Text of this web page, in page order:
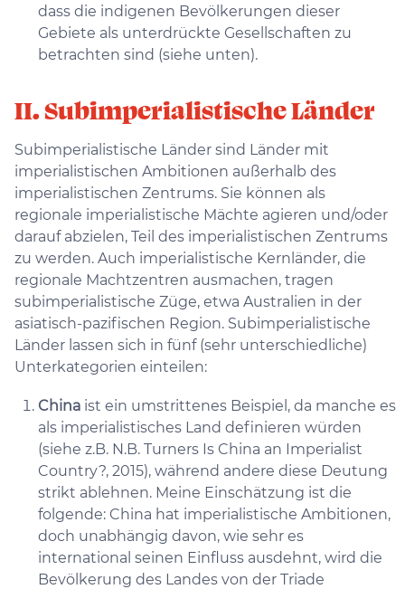
dass die indigenen Bevölkerungen dieser
Gebiete als unterdrückte Gesellschaften zu
betrachten sind (siehe unten).
II. Subimperialistische Länder
Subimperialistische Länder sind Länder mit
imperialistischen Ambitionen außerhalb des
imperialistischen Zentrums. Sie können als
regionale imperialistische Mächte agieren und/oder
darauf abzielen, Teil des imperialistischen Zentrums
zu werden. Auch imperialistische Kernländer, die
regionale Machtzentren ausmachen, tragen
subimperialistische Züge, etwa Australien in der
asiatisch-pazifischen Region. Subimperialistische
Länder lassen sich in fünf (sehr unterschiedliche)
Unterkategorien einteilen:
Chinaist ein umstrittenes Beispiel, da manche es
als imperialistisches Land definieren würden
(siehe z.B. N.B. Turners Is China an Imperialist
Country?, 2015), während andere diese Deutung
strikt ablehnen. Meine Einschätzung ist die
folgende: China hat imperialistische Ambitionen,
doch unabhängig davon, wie sehr es
international seinen Einfluss ausdehnt, wird die
Bevölkerung des Landes von der Triade